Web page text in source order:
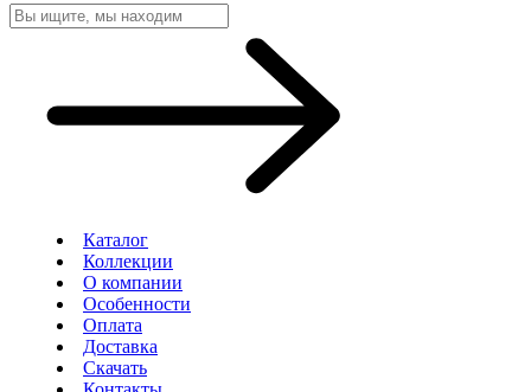
Каталог
Коллекции
О компании
Особенности
Оплата
Доставка
Скачать